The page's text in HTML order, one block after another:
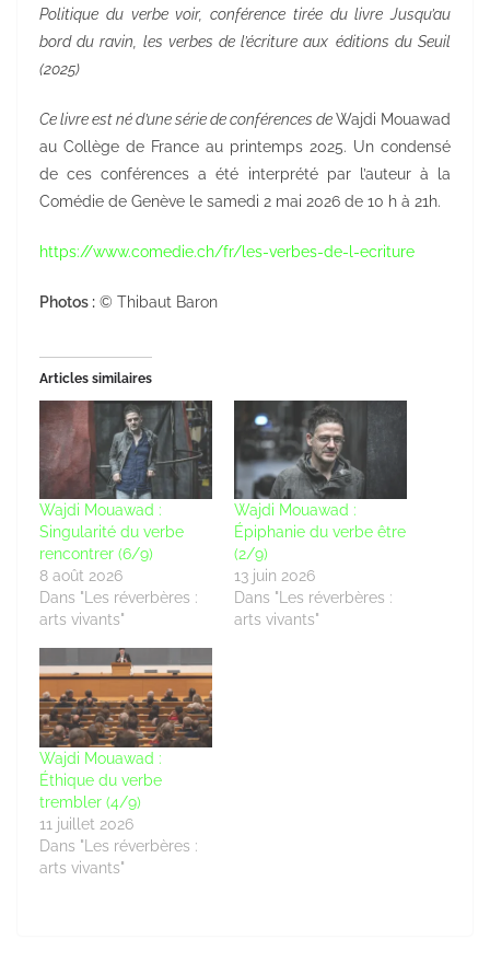
Politique du verbe voir, conférence tirée du livre
Jusqu’au
bord du ravin
les verbes de l’écritureaux éditions du Seuil
(2025)
Ce livre est né d’une série de conférences deWajdi Mouawad
au Collège de France au printemps 2025. Un condensé
de ces conférences a été interprété par l’auteur à la
Comédie de Genève le samedi 2 mai 2026 de 10 h à 21h.
https://www.comedie.ch/fr/les-verbes-de-l-ecriture
Photos : © Thibaut Baron
Articles similaires
Wajdi Mouawad :
Singularité du verbe
rencontrer (6/9)
8 août 2026
Dans "Les réverbères :
arts vivants"
Wajdi Mouawad :
Épiphanie du verbe être
(2/9)
13 juin 2026
Dans "Les réverbères :
arts vivants"
Wajdi Mouawad :
Éthique du verbe
trembler (4/9)
11 juillet 2026
Dans "Les réverbères :
arts vivants"